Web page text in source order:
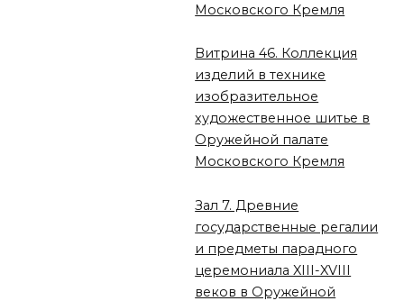
Московского Кремля
Витрина 46. Коллекция
изделий в технике
изобразительное
художественное шитье в
Оружейной палате
Московского Кремля
Зал 7. Древние
государственные регалии
и предметы парадного
церемониала XIII-XVIII
веков в Оружейной